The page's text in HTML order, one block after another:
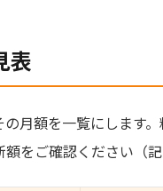
表
月額を一覧にします
をご確認ください（